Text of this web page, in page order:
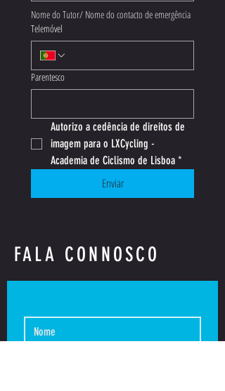
Nome do Tutor/ Nome do contacto de emergência
Telemóvel
Parentesco
Autorizo a cedência de direitos de
imagem para o LXCycling -
Academia de Ciclismo de Lisboa *
Enviar
FALA CONNOSCO